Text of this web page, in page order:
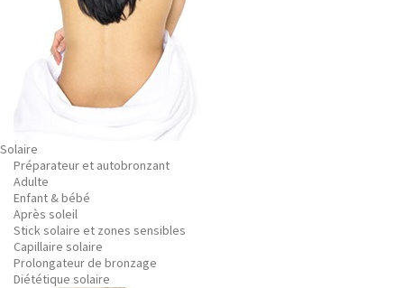
Solaire
Préparateur et autobronzant
Adulte
Enfant & bébé
Après soleil
Stick solaire et zones sensibles
Capillaire solaire
Prolongateur de bronzage
Diététique solaire